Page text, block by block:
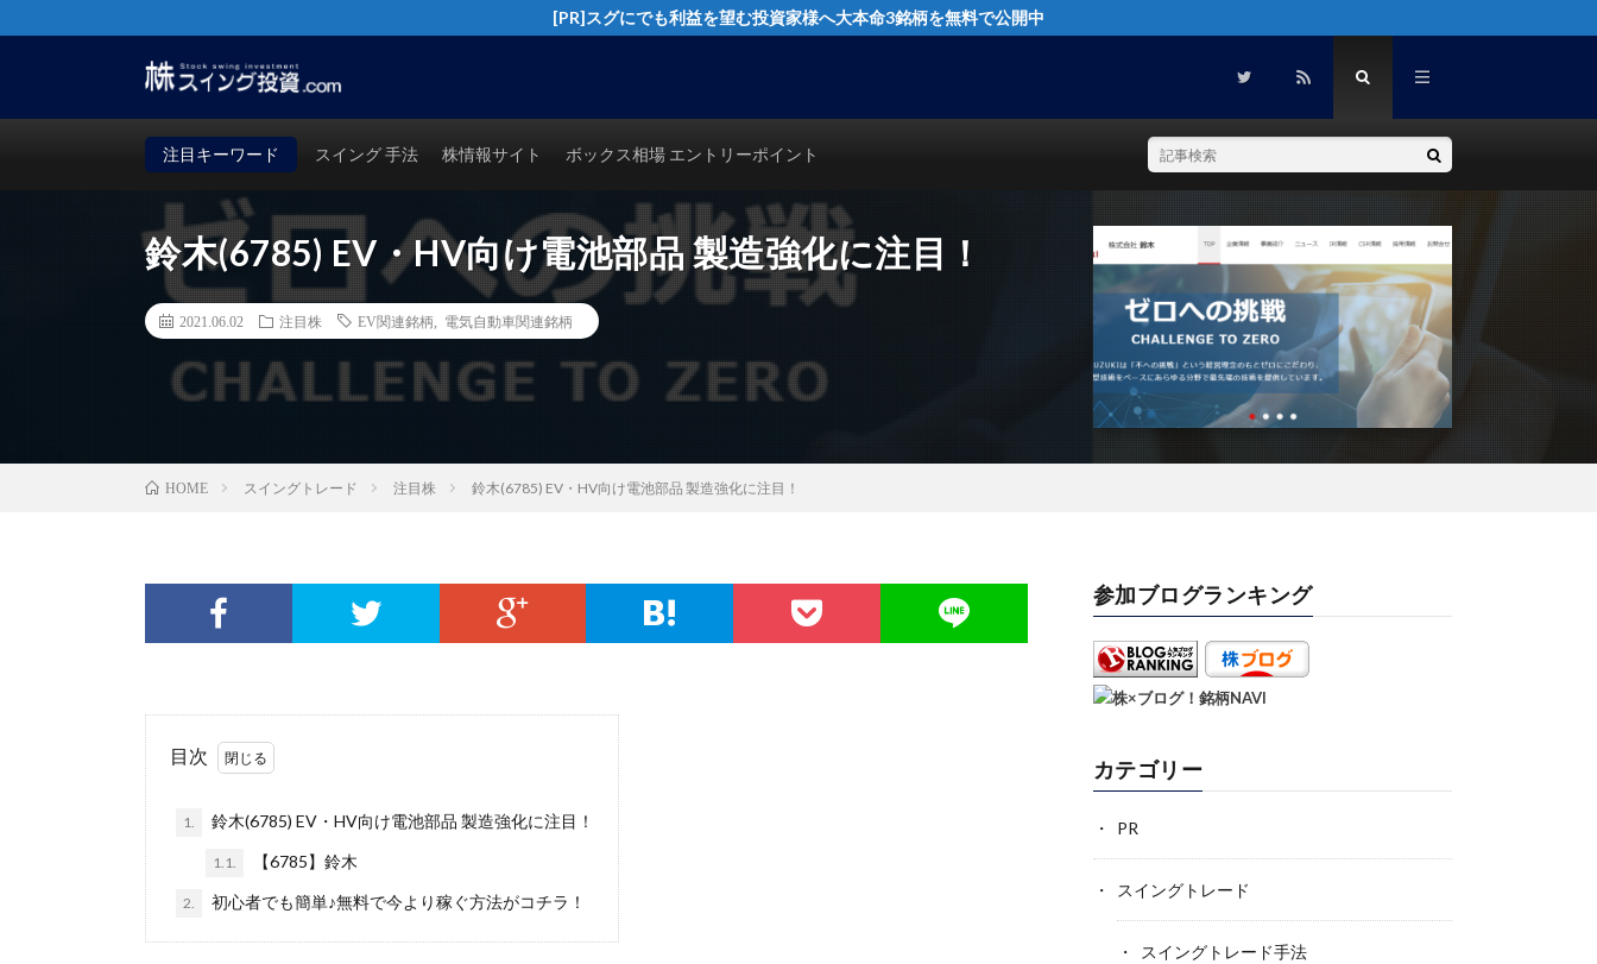
[PR]スグにでも利益を望む投資家様へ大本命3銘柄を無料で公開中
買い時・売り時も徹底検証！
注目キーワード スイング 手法 株情報サイト ボックス相場 エントリーポイント
鈴木(6785) EV・HV向け電池部品 製造強化に注目！
2021.06.02 注目株 EV関連銘柄 電気自動車関連銘柄
HOME スイングトレード 注目株 鈴木(6785) EV・HV向け電池部品 製造強化に注目！
目次
1. 鈴木(6785) EV・HV向け電池部品 製造強化に注目！
1.1. 【6785】鈴木
2. 初心者でも簡単♪無料で今より稼ぐ方法がコチラ！
参加ブログランキング
カテゴリー
PR
スイングトレード
スイングトレード手法